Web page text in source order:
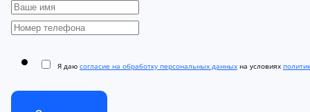
Я даю согласие на обработку персональных данных на условиях